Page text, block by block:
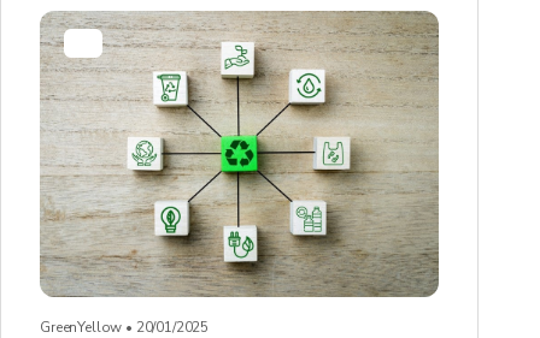
GreenYellow • 20/01/2025